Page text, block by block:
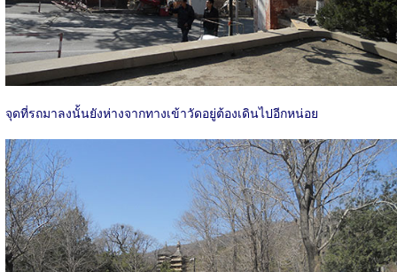
จุดที่รถมาลงนั้นยังห่างจากทางเข้าวัดอยู่ต้องเดินไปอีกหน่อย